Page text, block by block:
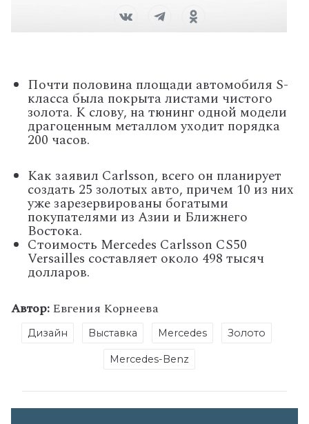
Почти половина площади автомобиля S-
класса была покрыта листами чистого
золота. К слову, на тюнинг одной модели
драгоценным металлом уходит порядка
200 часов.
Как заявил Carlsson, всего он планирует
создать 25 золотых авто, причем 10 из них
уже зарезервированы богатыми
покупателями из Азии и Ближнего
Востока.
Стоимость Mercedes Carlsson CS50
Versailles составляет около 498 тысяч
долларов.
Автор:Евгения Корнеева
Дизайн Выставка Mercedes Золото
Mercedes-Benz